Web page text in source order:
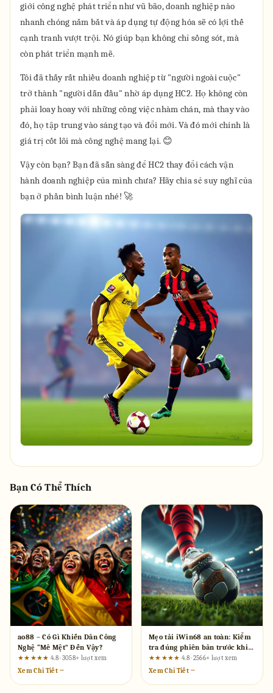
giới công nghệ phát triển như vũ bão, doanh nghiệp nào
nhanh chóng nắm bắt và áp dụng tự động hóa sẽ có lợi thế
cạnh tranh vượt trội. Nó giúp bạn không chỉ sống sót, mà
còn phát triển mạnh mẽ.
Tôi đã thấy rất nhiều doanh nghiệp từ "người ngoài cuộc"
trở thành "người dẫn đầu" nhờ áp dụng HC2. Họ không còn
phải loay hoay với những công việc nhàm chán, mà thay vào
đó, họ tập trung vào sáng tạo và đổi mới. Và đó mới chính là
giá trị cốt lõi mà công nghệ mang lại. 😊
Vậy còn bạn? Bạn đã sẵn sàng để HC2 thay đổi cách vận
hành doanh nghiệp của mình chưa? Hãy chia sẻ suy nghĩ của
bạn ở phần bình luận nhé! 🚀
Bạn Có Thể Thích
ao88 – Có Gì Khiến Dân Công
Nghệ “Mê Mệt” Đến Vậy?
★★★★★ 4.8 · 3058+ lượt xem
Xem Chi Tiết →
Mẹo tải iWin68 an toàn: Kiểm
tra đúng phiên bản trước khi
đăng nhập
★★★★★ 4.8 · 2566+ lượt xem
Xem Chi Tiết →